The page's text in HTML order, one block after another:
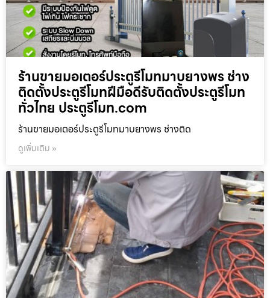
ร้านขายมอเตอร์ประตูรีโมทมาบยางพร ช่าง
ติดตั้งประตูรีโมทฝีมือดีรับติดตั้งประตูรีโมท
ทั่วไทย ประตูรีโมท.com
ร้านขายมอเตอร์ประตูรีโมทมาบยางพร ช่างติด
ดูเพิ่มเติม »